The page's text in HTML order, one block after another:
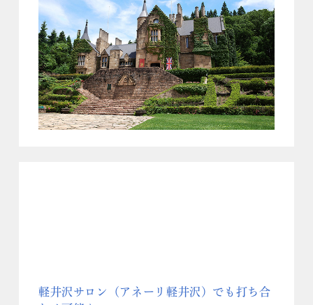
軽井沢サロン（アネーリ軽井沢）でも打ち合